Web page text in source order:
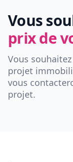
Vous
prix de
Vous
projet
vous
projet.